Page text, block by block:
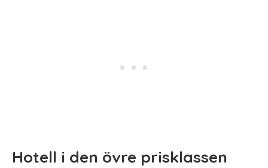
Hotell i den övre prisklassen